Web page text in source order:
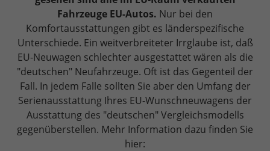
Fahrzeuge EU-Autos. Nur bei den
Komfortausstattungen gibt es länderspezifische
Unterschiede. Ein weitverbreiteter Irrglaube ist, daß
EU-Neuwagen schlechter ausgestattet wären als die
"deutschen" Neufahrzeuge. Oft ist das Gegenteil der
Fall. In jedem Falle sollten Sie aber den Umfang der
Serienausstattung Ihres EU-Wunschneuwagens der
Ausstattung des "deutschen" Vergleichsmodells
gegenüberstellen. Mehr Information dazu finden Sie
hier: